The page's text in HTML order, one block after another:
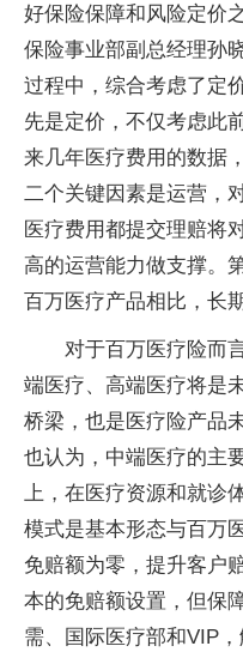
好保险保障和风险定价
保险事业部副总经理孙
过程中，综合考虑了定
先是定价，不仅考虑此
来几年医疗费用的数据
二个关键因素是运营，
医疗费用都提交理赔将
高的运营能力做支撑。
百万医疗产品相比，长
对于百万医疗险而
端医疗、高端医疗将是
桥梁，也是医疗险产品
也认为，中端医疗的主
上，在医疗资源和就诊
模式是基本形态与百万
免赔额为零，提升客户
本的免赔额设置，但保
需、国际医疗部和VIP